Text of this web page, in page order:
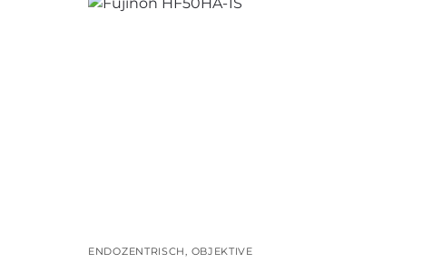
ENDOZENTRISCH, OBJEKTIVE